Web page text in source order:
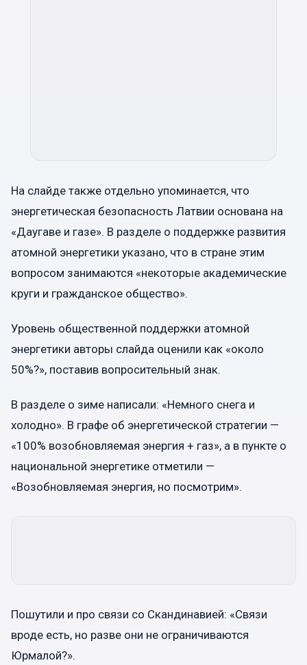
На слайде также отдельно упоминается, что
энергетическая безопасность Латвии основана на
«Даугаве и газе». В разделе о поддержке развития
атомной энергетики указано, что в стране этим
вопросом занимаются «некоторые академические
круги и гражданское общество».
Уровень общественной поддержки атомной
энергетики авторы слайда оценили как «около
50%?», поставив вопросительный знак.
В разделе о зиме написали: «Немного снега и
холодно». В графе об энергетической стратегии —
«100% возобновляемая энергия + газ», а в пункте о
национальной энергетике отметили —
«Возобновляемая энергия, но посмотрим».
Пошутили и про связи со Скандинавией: «Связи
вроде есть, но разве они не ограничиваются
Юрмалой?».